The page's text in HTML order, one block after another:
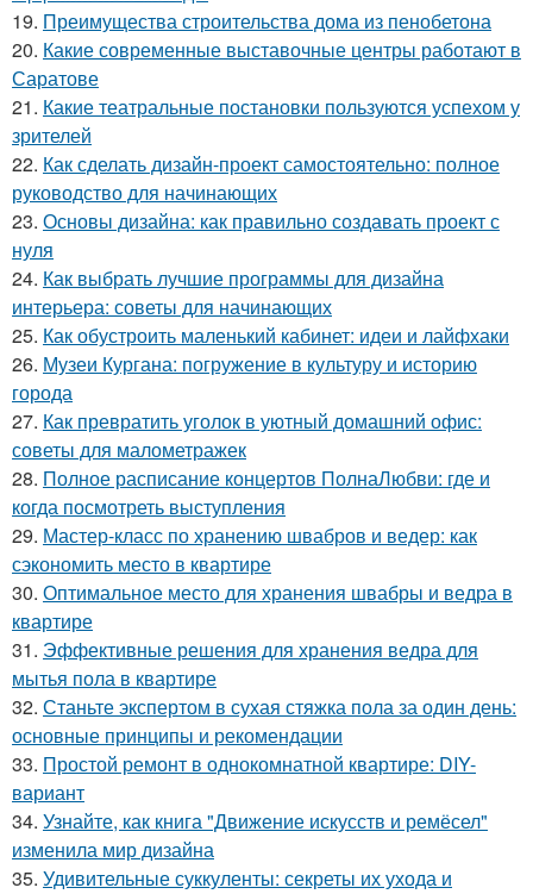
19. Преимущества строительства дома из пенобетона
20. Какие современные выставочные центры работают в
Саратове
21. Какие театральные постановки пользуются успехом у
зрителей
22. Как сделать дизайн-проект самостоятельно: полное
руководство для начинающих
23. Основы дизайна: как правильно создавать проект с
нуля
24. Как выбрать лучшие программы для дизайна
интерьера: советы для начинающих
25. Как обустроить маленький кабинет: идеи и лайфхаки
26. Музеи Кургана: погружение в культуру и историю
города
27. Как превратить уголок в уютный домашний офис:
советы для малометражек
28. Полное расписание концертов ПолнаЛюбви: где и
когда посмотреть выступления
29. Мастер-класс по хранению швабров и ведер: как
сэкономить место в квартире
30. Оптимальное место для хранения швабры и ведра в
квартире
31. Эффективные решения для хранения ведра для
мытья пола в квартире
32. Станьте экспертом в сухая стяжка пола за один день:
основные принципы и рекомендации
33. Простой ремонт в однокомнатной квартире: DIY-
вариант
34. Узнайте, как книга "Движение искусств и ремёсел"
изменила мир дизайна
35. Удивительные суккуленты: секреты их ухода и